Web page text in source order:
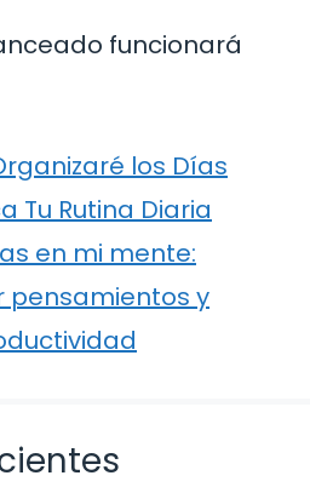
funcionará
los Días
Tu Rutina Diaria
en mi mente:
pensamientos y